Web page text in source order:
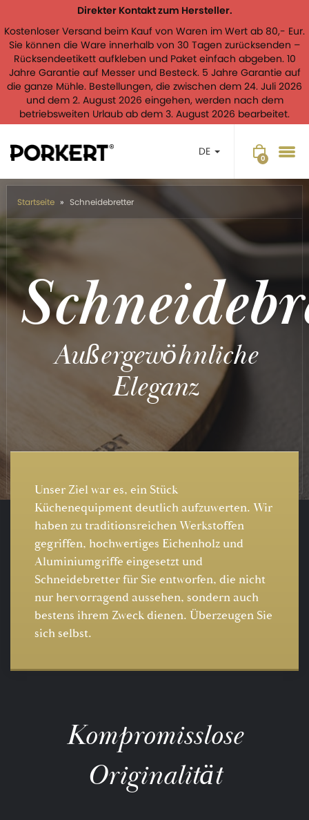
Direkter Kontakt zum Hersteller.
Kostenloser Versand beim Kauf von Waren im Wert ab 80,- Eur.
Sie können die Ware innerhalb von 30 Tagen zurücksenden –
Rücksendeetikett aufkleben und Paket einfach abgeben. 10
Jahre Garantie auf Messer und Besteck. 5 Jahre Garantie auf
die ganze Mühle. Bestellungen, die zwischen dem 24. Juli 2026
und dem 2. August 2026 eingehen, werden nach dem
betriebsweiten Urlaub ab dem 3. August 2026 bearbeitet.
DE
Startseite Schneidebretter
Außergewöhnliche
Eleganz
Unser Ziel war es, ein Stück
Küchenequipment deutlich aufzuwerten. Wir
haben zu traditionsreichen Werkstoffen
gegriffen, hochwertiges Eichenholz und
Aluminiumgriffe eingesetzt und
Schneidebretter für Sie entworfen, die nicht
nur hervorragend aussehen, sondern auch
bestens ihrem Zweck dienen. Überzeugen Sie
sich selbst.
Kompromisslose
Originalität